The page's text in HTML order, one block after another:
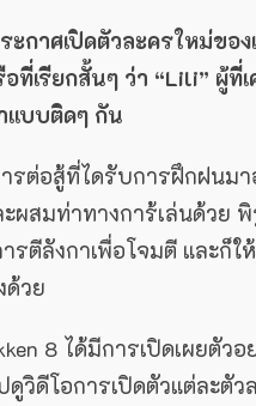
ะกาศเปิดตัวละครใหม่ขอ
ที่เรียกสั้นๆ ว่า “Lili” ผู้
แบบติดๆ กัน
รต่อสู้ที่ไดรับการฝึกฝนมา
ผสมท่าทางการ้เล่นด้วย พิ
รตีลังกาเพื่อโจมตี และก็
ด้วย
8 ได้มีการเปิดเผยตั
ดูวิดีโอการเปิดตัวแต่ละตัว